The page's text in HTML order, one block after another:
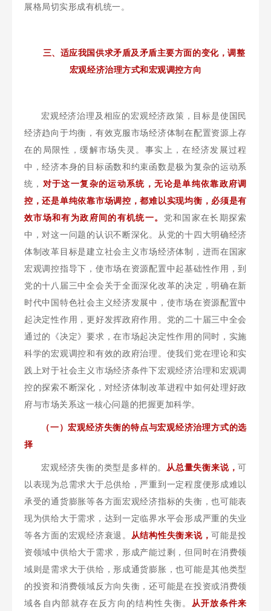
展格局切实形成有机统一。
三、适应我国供求矛盾及矛盾主要方面的变化，调整
宏观经济治理方式和宏观调控方向
宏观经济治理及相应的宏观经济政策，目标是使国民
经济趋向于均衡，有效克服市场经济体制在配置资源上存
在的局限性，缓解市场失灵。事实上，在经济发展过程
中，经济本身的目标函数和约束函数是极为复杂的运动系
统， 对于这一复杂的运动系统，无论是单纯依靠政府调
控，还是单纯依靠市场调控，都难以实现均衡，必须是有
效市场和有为政府间的有机统一。 党和国家在长期探索
中，对这一问题的认识不断深化。从党的十四大明确经济
体制改革目标是建立社会主义市场经济体制，进而在国家
宏观调控指导下，使市场在资源配置中起基础性作用，到
党的十八届三中全会关于全面深化改革的决定，明确在新
时代中国特色社会主义经济发展中，使市场在资源配置中
起决定性作用，更好发挥政府作用。党的二十届三中全会
通过的《决定》要求，在市场起决定性作用的同时，实施
科学的宏观调控和有效的政府治理。使我们党在理论和实
践上对于社会主义市场经济条件下宏观经济治理和宏观调
控的探索不断深化，对经济体制改革进程中如何处理好政
府与市场关系这一核心问题的把握更加科学。
（一）宏观经济失衡的特点与宏观经济治理方式的选
择
宏观经济失衡的类型是多样的。从总量失衡来说，可
以表现为总需求大于总供给，严重到一定程度便形成难以
承受的通货膨胀等各方面宏观经济指标的失衡，也可能表
现为供给大于需求，达到一定临界水平会形成严重的失业
等各方面的宏观经济衰退。 从结构性失衡来说，可能是投
资领域中供给大于需求，形成产能过剩，但同时在消费领
域则是需求大于供给，形成通货膨胀，也可能是其他类型
的投资和消费领域反方向失衡，还可能是在投资或消费领
域各自内部就存在反方向的结构性失衡。 从开放条件来